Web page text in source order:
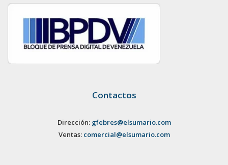
Contactos
Dirección: gfebres@elsumario.com
Ventas: comercial@elsumario.com